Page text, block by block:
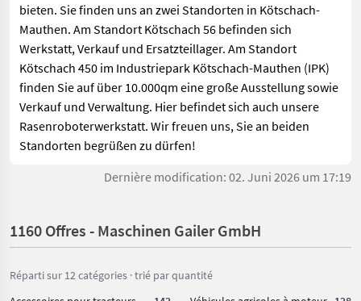
bieten. Sie finden uns an zwei Standorten in Kötschach-
Mauthen. Am Standort Kötschach 56 befinden sich
Werkstatt, Verkauf und Ersatzteillager. Am Standort
Kötschach 450 im Industriepark Kötschach-Mauthen (IPK)
finden Sie auf über 10.000qm eine große Ausstellung sowie
Verkauf und Verwaltung. Hier befindet sich auch unsere
Rasenroboterwerkstatt. Wir freuen uns, Sie an beiden
Standorten begrüßen zu dürfen!
Dernière modification: 02. Juni 2026 um 17:19
1160 Offres - Maschinen Gailer GmbH
Réparti sur 12 catégories · trié par quantité